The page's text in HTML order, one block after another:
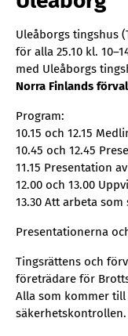
Uleåborgs tingshus
för alla 25.10 kl.
med Uleåborgs
Norra Finlands
Program:
10.15 och 12.15
10.45 och 12.45
11.15 Presentation
12.00 och 13.00
13.30 Att arbeta
Presentationerna
Tingsrättens och
företrädare för
Alla som kommer till